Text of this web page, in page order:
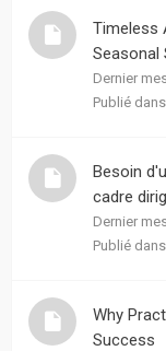
Timeless
Seasonal
Dernier
Publié dans
Besoin
cadre
Dernier
Publié dans
Why
Success